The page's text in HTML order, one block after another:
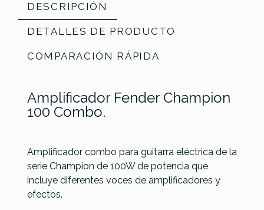
DESCRIPCIÓN
DETALLES DE PRODUCTO
COMPARACIÓN RÁPIDA
Amplificador Fender Champion
100 Combo.
Amplificador combo para guitarra eléctrica de la
serie Champion de 100W de potencia que
incluye diferentes voces de amplificadores y
efectos.
Referencia AMPLGUIFEN112